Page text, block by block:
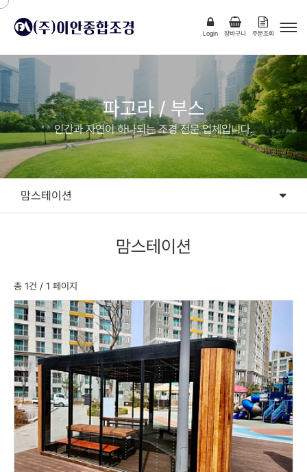
Login 장바구니 주문조회
파고라 / 부스
인간과 자연이 하나되는 조경 전문 업체입니다.
맘스테이션
분리수거장/흡연부스
맘스테이션
아치게이트/문주
맘스테이션
총 1건 / 1 페이지